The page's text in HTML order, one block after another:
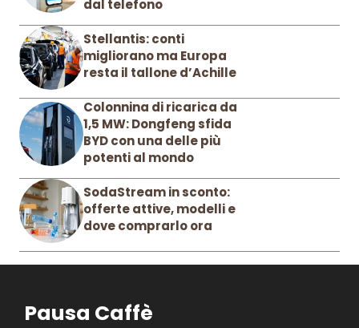
dal telefono
Stellantis: conti
migliorano ma Europa
resta il tallone d’Achille
Colonnina di ricarica da
1,5 MW: Dongfeng sfida
BYD con una delle più
potenti al mondo
SodaStream in sconto:
offerte attive, modelli e
dove comprarlo ora
Pausa Caffè